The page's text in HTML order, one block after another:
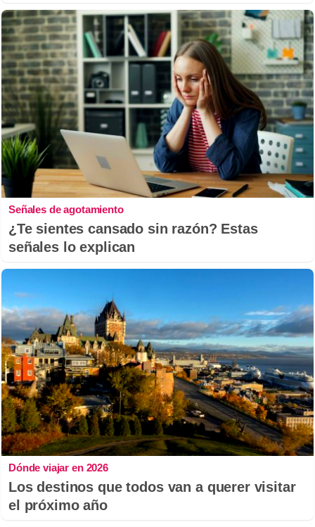
Señales de agotamiento
¿Te sientes cansado sin razón? Estas
señales lo explican
Dónde viajar en 2026
Los destinos que todos van a querer visitar
el próximo año